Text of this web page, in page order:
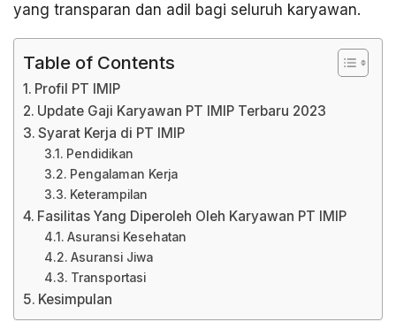
yang transparan dan adil bagi seluruh karyawan.
Table of Contents
Profil PT IMIP
Update Gaji Karyawan PT IMIP Terbaru 2023
Syarat Kerja di PT IMIP
Pendidikan
Pengalaman Kerja
Keterampilan
Fasilitas Yang Diperoleh Oleh Karyawan PT IMIP
Asuransi Kesehatan
Asuransi Jiwa
Transportasi
Kesimpulan